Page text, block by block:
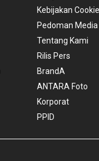
Kebijakan Cookie
Pedoman
Tentang Kami
Rilis Pers
BrandA
ANTARA Foto
Korporat
PPID